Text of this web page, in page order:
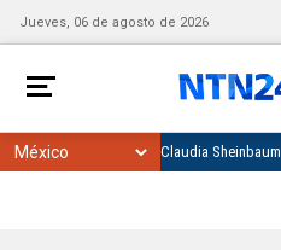
Jueves, 06 de agosto de 2026
Claudia Sheinbaum